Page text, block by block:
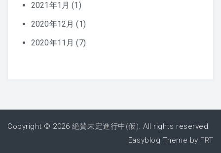
2021年1月 (1)
2020年12月 (1)
2020年11月 (7)
Copyright © 2026 絶賛未定進行中(仮). All rights reserved.
Easyblog Theme by FRT